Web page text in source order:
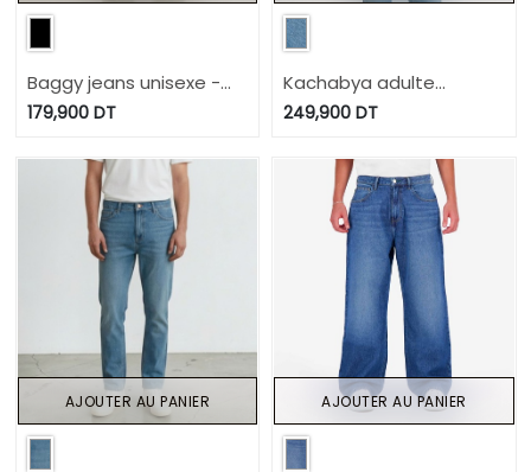
Baggy jeans unisexe -
BASSYM
179,900DT
Kachabya adulte
unisexe
249,900 DT
AJOUTER AU PANIER AJOUTER AU PANIER